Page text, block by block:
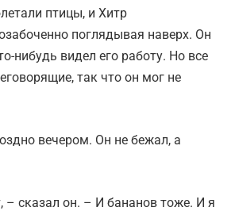
птицы, и Хитр
поглядывая наверх. Он
нибудь видел его работу. Но все
так что он мог не
вечером. Он не бежал, а
– сказал он. – И бананов тоже. И я